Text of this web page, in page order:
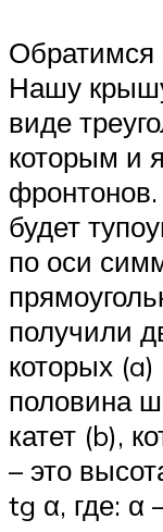
Обратимся
Нашу
виде
которым и
фронтонов.
будет
по оси
получили
которых
половина
катет (b),
– это
tg α, где: α